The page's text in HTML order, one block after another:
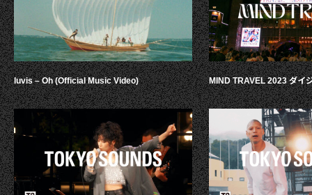
luvis – Oh (Official Music Video) MIND TRAVEL 2023 ダイ